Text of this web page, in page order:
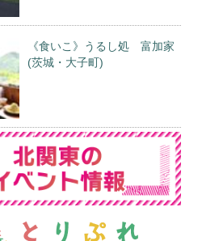
《食いこ》うるし処 富加家
(茨城・大子町)